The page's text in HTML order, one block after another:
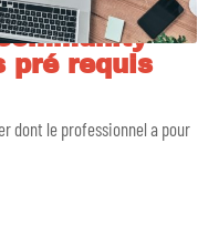
pré requis
dont le professionnel a pour